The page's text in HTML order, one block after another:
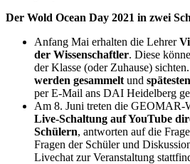
Der Wold Ocean Day 2021 in zwei
Anfang Mai erhalten die Lehrer
der Wissenschaftler. Diese
der Klasse (oder Zuhause) sichten.
werden gesammelt und
per E-Mail ans DAI Heidelberg
Am 8. Juni treten die GEOMAR-
Live-Schaltung auf YouTube
Schülern, antworten auf die
Fragen der Schüler und
Livechat zur Veranstaltung